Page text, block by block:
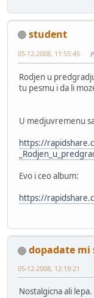
student
05-12-2008, 11:55:45
Rodjen u
tu pesmu i da li
U medjuvremenu
https://
Evo i ceo album:
https://
dopadate mi
05-12-2008, 12:19:21
Nostalgicna ali lepa.